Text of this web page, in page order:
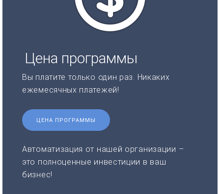
Цена программы
Вы платите только один раз. Никаких
ежемесячных платежей!
ЦЕНА ПРОГРАММЫ
Автоматизация от нашей организации –
это полноценные инвестиции в ваш
бизнес!